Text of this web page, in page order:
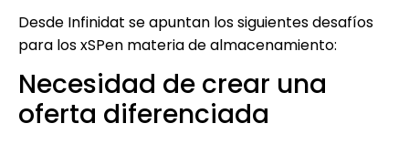
Desde Infinidat se apuntan los siguientes desafíos
para los xSPen materia de almacenamiento:
Necesidad de crear una
oferta diferenciada